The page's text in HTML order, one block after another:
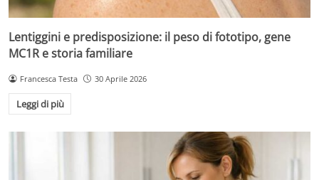
Lentiggini e predisposizione: il peso di fototipo, gene
MC1R e storia familiare
Francesca Testa 30 Aprile 2026
Leggi di più